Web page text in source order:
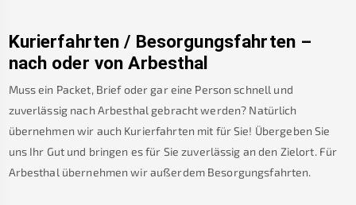
Kurierfahrten / Besorgungsfahrten –
nach oder von Arbesthal
Muss ein Packet, Brief oder gar eine Person schnell und
zuverlässig nach Arbesthal gebracht werden? Natürlich
übernehmen wir auch Kurierfahrten mit für Sie! Übergeben Sie
uns Ihr Gut und bringen es für Sie zuverlässig an den Zielort. Für
Arbesthal übernehmen wir außerdem Besorgungsfahrten.